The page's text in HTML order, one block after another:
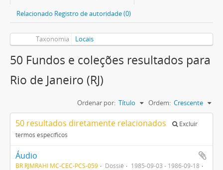
Relacionado Registro de autoridade (0)
Taxonomia Locais
50 Fundos e coleções resultados para
Rio de Janeiro (RJ)
Ordenar por: Título Ordem: Crescente
50 resultados diretamente relacionados
Excluir
termos específicos
Áudio
BR RJMRAHI MC-CEC-PCS-059 Dossiê
1985-09-03 - 1986-09-18